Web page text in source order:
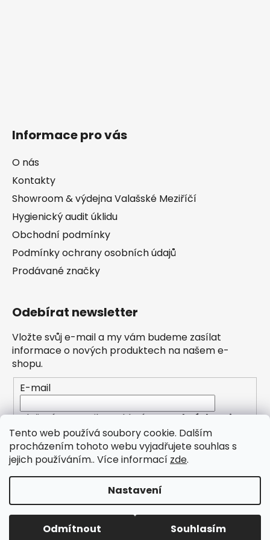
Tento web používá soubory cookie. Dalším
procházením tohoto webu vyjadřujete souhlas s
jejich používáním.. Více informací zde.
Nastavení
Odmítnout Souhlasím
Zřídili jsme pro Vás novou kategorii PŮJČOVNA (pro
připravujeme!
Informace pro vás
O nás
Kontakty
Showroom & výdejna Valašské Meziříčí
Hygienický audit úklidu
Obchodní podmínky
Podmínky ochrany osobních údajů
Prodávané značky
Odebírat newsletter
Vložte svůj e-mail a my vám budeme zasílat
informace o nových produktech na našem e-
shopu.
E-mail
Vložením e-mailu souhlasíte spodmínkami
ochrany osobních údajů
PŘIHLÁSIT SE
Vytvořil Shoptet
Copyright 2026Hvězda úklidu. Všechna práva